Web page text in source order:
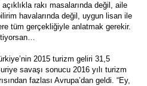
rakı masalarında değil, aile
havalarında değil, uygun lisan ile
tüm gerçekliğiyle anlatmak gerekir.
2015 turizm geliri 31,5
savaşı sonucu 2016 yılı turizm
fazlası Avrupa’dan geldi. “Ey,